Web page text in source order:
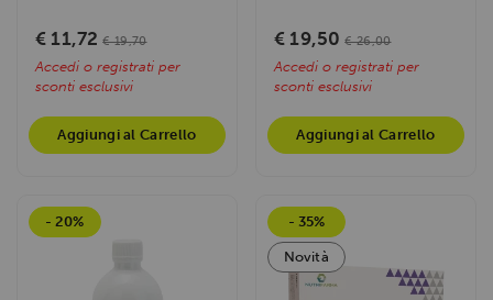
vegetali...
€ 11,72 € 19,70
Accedi o registrati per
sconti esclusivi
Aggiungi al Carrello
€ 19,50 € 26,00
Accedi o registrati per
sconti esclusivi
Aggiungi al Carrello
- 20% - 35%
Novità